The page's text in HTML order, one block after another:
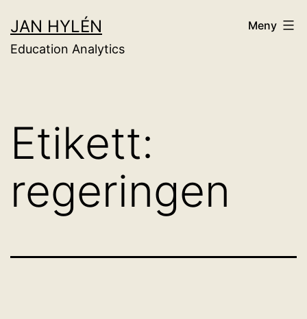
till
innehåll
JAN HYLÉN
Education Analytics
Meny
Etikett:
regeringen